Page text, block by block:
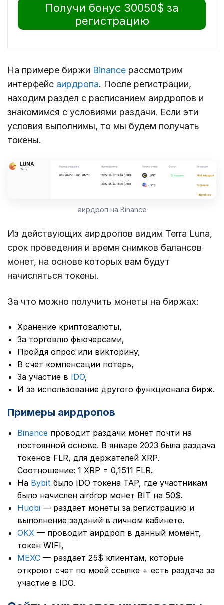
Получи бонус 30050$ за
регистрацию
На примере биржи Binance рассмотрим
интерфейс аирдропа. После регистрации,
находим раздел с расписанием аирдропов и
знакомимся с условиями раздачи. Если эти
условия выполнимы, то мы будем получать
токены.
аирдроп на Binance
Из действующих аирдропов видим Terra Luna,
срок проведения и время снимков балансов
монет, на основе которых вам будут
начисляться токены.
За что можно получить монеты на биржах:
Хранение криптовалюты,
За торговлю фьючерсами,
Пройдя опрос или викторину,
В счет компенсации потерь,
За участие в IDO,
И за использование другого функционала бирж.
Примеры аирдропов
Binance проводит раздачи монет почти на
постоянной основе. В январе 2023 была раздача
токенов FLR, для держателей XRP.
Соотношение: 1 XRP = 0,1511 FLR.
На Bybit было IDO токена TAP, где участникам
было начислен airdrop монет BIT на 50$.
Huobi — раздает монеты за регистрацию и
выполнение заданий в личном кабинете.
OKX — проводит аирдроп в данный момент,
токен WIFI,
MEXC — раздает 25$ клиентам, которые
откроют счет по моей ссылке + есть раздача за
участие в IDO.